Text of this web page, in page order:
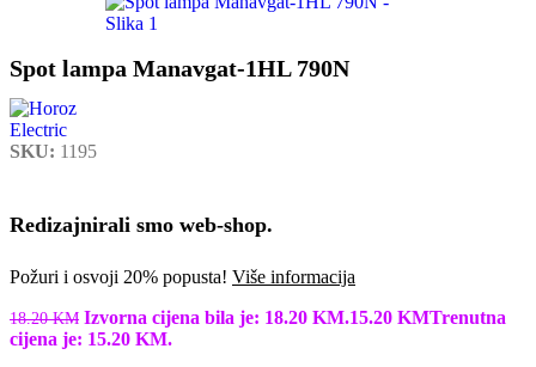
Spot lampa Manavgat-1HL 790N
SKU: 1195
Redizajnirali smo web-shop.
Požuri i osvoji 20% popusta! Više informacija
18.20KM Izvorna cijena bila je: 18.20 KM.15.20 KMTrenutna
cijena je: 15.20 KM.